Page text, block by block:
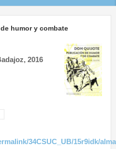
humor y combate
2016
34CSUC_UB/15r9idk/